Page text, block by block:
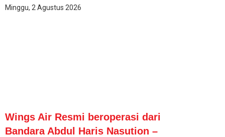
Minggu, 2 Agustus 2026
Wings Air Resmi beroperasi dari
Bandara Abdul Haris Nasution –